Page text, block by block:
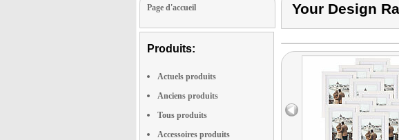
Page d'accueil
Produits:
Actuels produits
Anciens produits
Tous produits
Accessoires produits
Your Design